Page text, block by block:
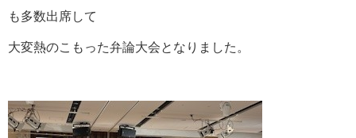
も多数出席して
大変熱のこもった弁論大会となりました。